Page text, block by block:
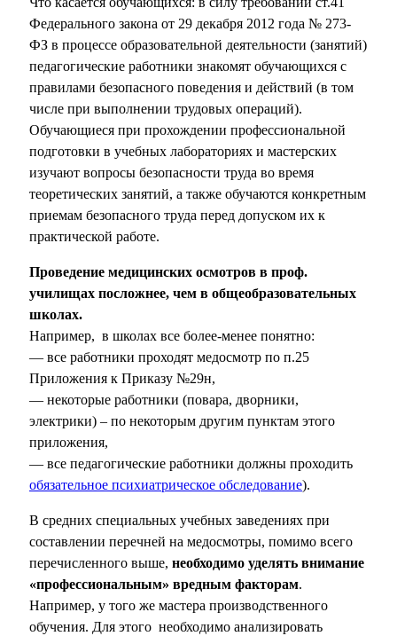
Федерального закона от 29 декабря 2012 года № 273-
ФЗ в процессе образовательной деятельности (занятий)
педагогические работники знакомят обучающихся с
правилами безопасного поведения и действий (в том
числе при выполнении трудовых операций).
Обучающиеся при прохождении профессиональной
подготовки в учебных лабораториях и мастерских
изучают вопросы безопасности труда во время
теоретических занятий, а также обучаются конкретным
приемам безопасного труда перед допуском их к
практической работе.
Проведение медицинских осмотров в проф.
училищах посложнее, чем в общеобразовательных
школах.
Например, в школах все более-менее понятно:
— все работники проходят медосмотр по п.25
Приложения к Приказу №29н,
— некоторые работники (повара, дворники,
электрики) – по некоторым другим пунктам этого
приложения,
— все педагогические работники должны проходить
обязательное психиатрическое обследование).
В средних специальных учебных заведениях при
составлении перечней на медосмотры, помимо всего
перечисленного выше, необходимо уделять внимание
«профессиональным» вредным факторам.
Например, у того же мастера производственного
обучения. Для этого необходимо анализировать